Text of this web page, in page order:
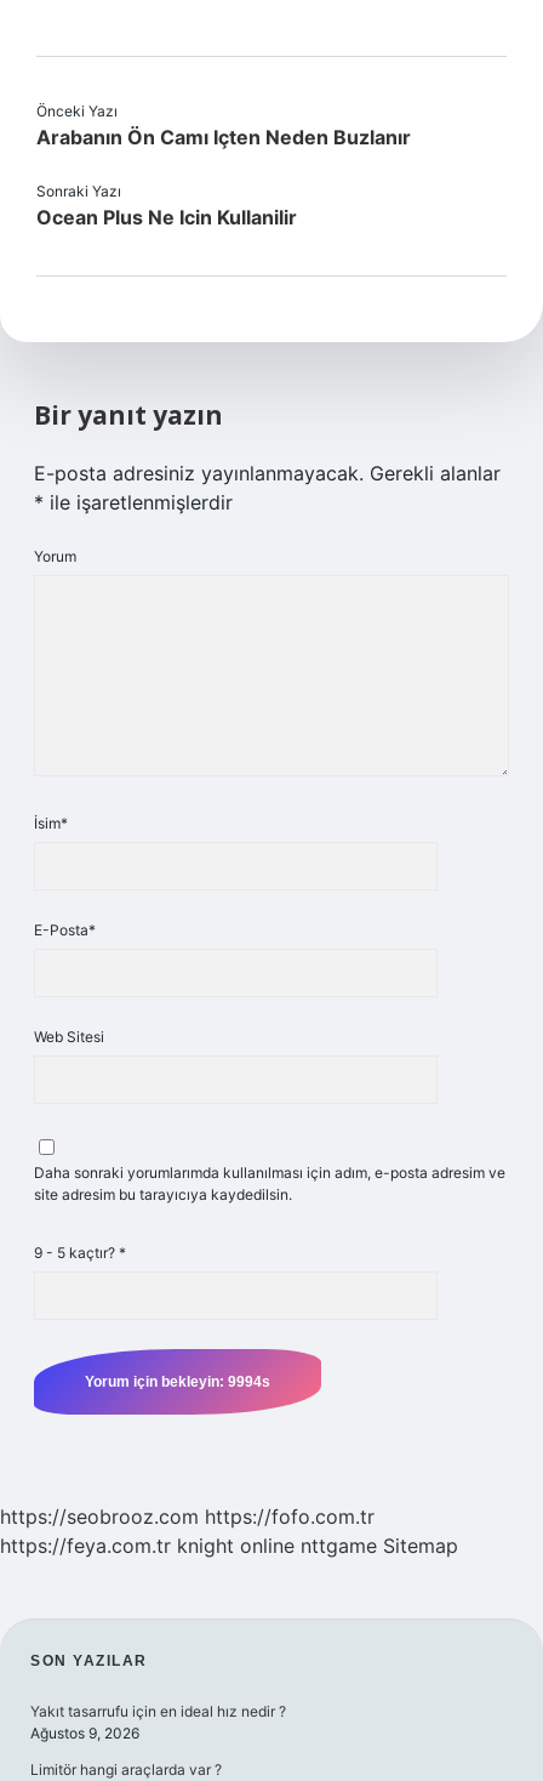
Önceki Yazı
Arabanın Ön Camı Içten Neden Buzlanır
Sonraki Yazı
Ocean Plus Ne Icin Kullanilir
Bir yanıt yazın
E-posta adresiniz yayınlanmayacak. Gerekli alanlar
* ile işaretlenmişlerdir
Yorum
İsim*
E-Posta*
Web Sitesi
Daha sonraki yorumlarımda kullanılması için adım, e-posta adresim ve
site adresim bu tarayıcıya kaydedilsin.
9 - 5 kaçtır? *
https://seobrooz.com https://fofo.com.tr
https://feya.com.tr knight online nttgame Sitemap
SIDEBAR
SON YAZILAR
Yakıt tasarrufu için en ideal hız nedir ?
Ağustos 9, 2026
Limitör hangi araçlarda var ?